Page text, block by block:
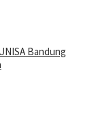
Bandung